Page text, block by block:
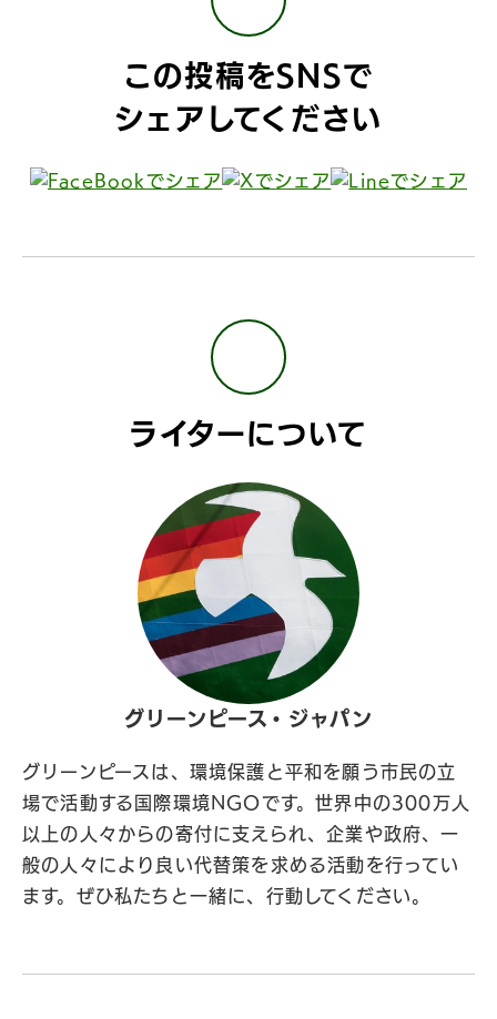
この投稿をSNSで
シェアしてください
ライターについて
グリーンピース・ジャパン
グリーンピースは、環境保護と平和を願う市民の立
場で活動する国際環境NGOです。世界中の300万人
以上の人々からの寄付に支えられ、企業や政府、一
般の人々により良い代替策を求める活動を行ってい
ます。ぜひ私たちと一緒に、行動してください。